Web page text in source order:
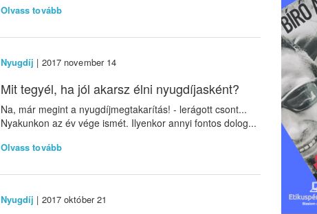
Olvass tovább
Nyugdíj | 2017 november 14
Mit tegyél, ha jól akarsz élni nyugdíjasként?
Na, már megint a nyugdíjmegtakarítás! - lerágott csont...
Nyakunkon az év vége ismét. Ilyenkor annyi fontos dolog...
Olvass tovább
Nyugdíj | 2017 október 21